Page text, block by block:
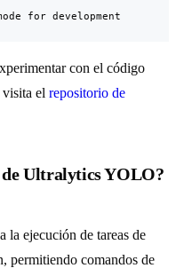
for development
con el código
visita el repositorio de
Ultralytics YOLO?
ejecución de tareas de
permitiendo comandos de